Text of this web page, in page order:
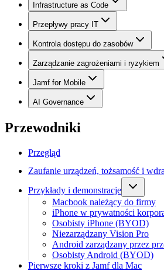
Infrastructure as Code
Przepływy pracy IT
Kontrola dostępu do zasobów
Zarządzanie zagrożeniami i ryzykiem
Jamf for Mobile
AI Governance
Przewodniki
Przegląd
Zaufanie urządzeń, tożsamość i
Przykłady i demonstracje
Macbook należący do firmy
iPhone w prywatności
Osobisty iPhone (BYOD)
Niezarządzany Vision Pro
Android zarządzany przez
Osobisty Android (BYOD)
Pierwsze kroki z Jamf dla Mac